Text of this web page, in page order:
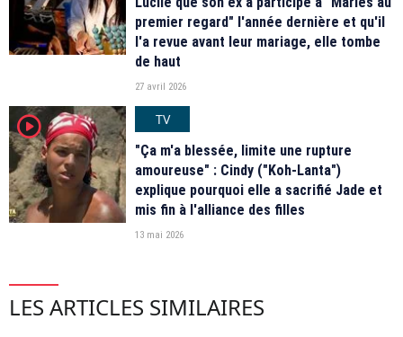
premier regard" l'année dernière et qu'il
l'a revue avant leur mariage, elle tombe
de haut
27 avril 2026
player2
TV
"Ça m'a blessée, limite une rupture
amoureuse" : Cindy ("Koh-Lanta")
explique pourquoi elle a sacrifié Jade et
mis fin à l'alliance des filles
13 mai 2026
LES ARTICLES SIMILAIRES